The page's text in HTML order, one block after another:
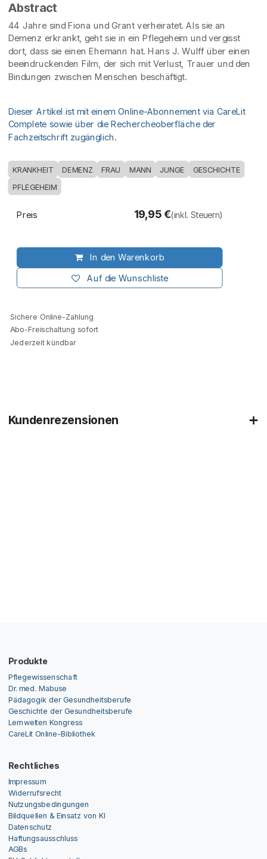
Abstract
44 Jahre sind Fiona und Grant verheiratet. Als sie an
Demenz erkrankt, geht sie in ein Pflegeheim und vergisst
dort, dass sie einen Ehemann hat. Hans J. Wulff über einen
beeindruckenden Film, der sich mit Verlust, Trauer und den
Bindungen zwischen Menschen beschäftigt.
Dieser Artikel ist mit einem Online-Abonnement via CareLit
Complete sowie über die Rechercheoberfläche der
Fachzeitschrift zugänglich.
KRANKHEIT DEMENZ FRAU MANN JUNGE
GESCHICHTE
PFLEGEHEIM
In den Warenkorb
Auf die Wunschliste
Preis 19,95€(inkl. Steuern)
Sichere Online-Zahlung
Abo-Freischaltung sofort
Jederzeit kündbar
Kundenrezensionen
Produkte
Pflegewissenschaft
Dr. med. Mabuse
Pädagogik der Gesundheitsberufe
Geschichte der Gesundheitsberufe
Lernwelten Kongress
CareLit Online-Bibliothek
Rechtliches
Impressum
Widerrufsrecht
Nutzungsbedingungen
Bildquellen & Einsatz von KI
Datenschutz
Haftungsausschluss
AGBs